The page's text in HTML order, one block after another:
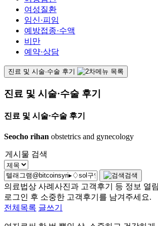
여성질환
임신·피임
예방접종·수액
비만
예약·상담
진료 및 시술·수술 후기
진료 및 시술·수술 후기
진료 및 시술·수술 후기
Seocho rihan obstetrics and gynecology
게시물 검색
검색
의료법상 사례사진과 고객후기 등 정보 열
로그인 후 소중한 고객후기를 남겨주세요.
전체목록 글쓰기